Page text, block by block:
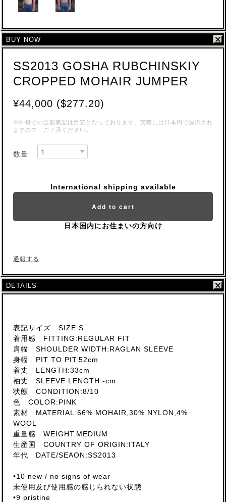
BUY NOW
SS2013 GOSHA RUBCHINSKIY
CROPPED MOHAIR JUMPER
¥44,000 ($277.20)
※外貨での金額表記は目安となっております。実際には日本円で決済され
ますので、ご了承ください。
数量
International shipping available
Add to cart
日本国内にお住まいの方向け
通報する
DETAILS
表記サイズ SIZE:S
着用感 FITTING:REGULAR FIT
肩幅 SHOULDER WIDTH:RAGLAN SLEEVE
身幅 PIT TO PIT:52cm
着丈 LENGTH:33cm
袖丈 SLEEVE LENGTH:-cm
状態 CONDITION:8/10
色 COLOR:PINK
素材 MATERIAL:66% MOHAIR,30% NYLON,4%
WOOL
重量感 WEIGHT:MEDIUM
生産国 COUNTRY OF ORIGIN:ITALY
年代 DATE/SEAON:SS2013
•10 new / no signs of wear
未使用及び使用感の感じられない状態
•9 pristine